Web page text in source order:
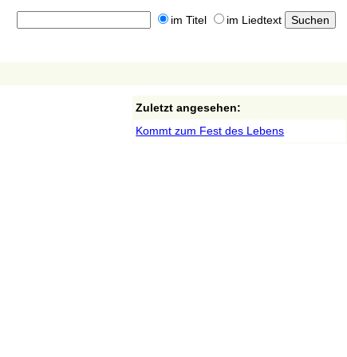
im Titel im Liedtext
Zuletzt angesehen:
Kommt zum Fest des Lebens